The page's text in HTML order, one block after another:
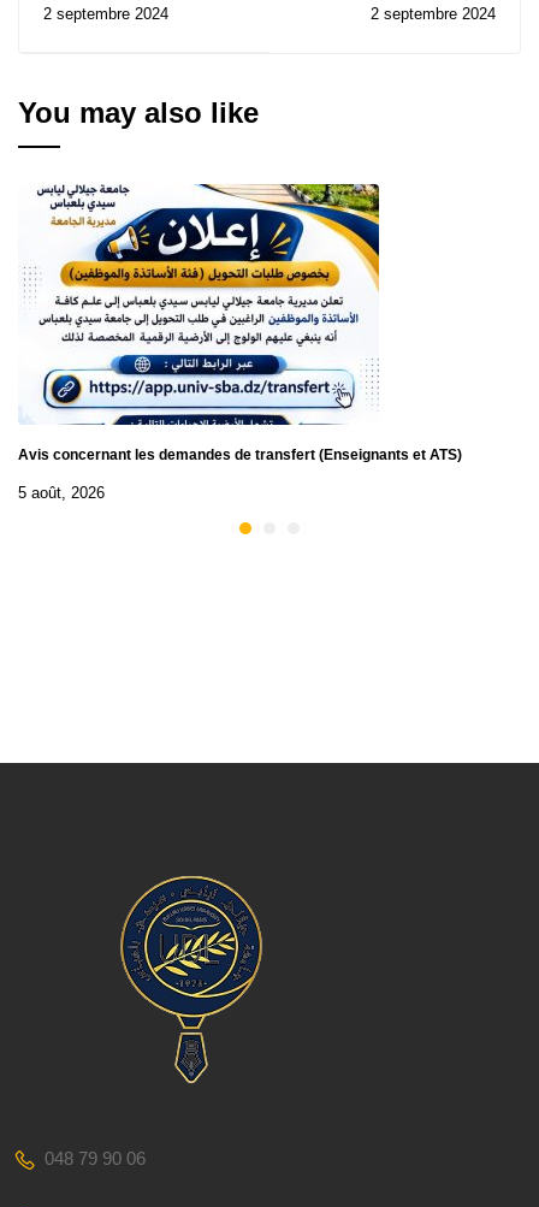
082024
2 septembre 2024
dépôt des demandes
2 septembre 2024
You may also like
Avis concernant les demandes de transfert (Enseignants et ATS)
5 août, 2026
048 79 90 06